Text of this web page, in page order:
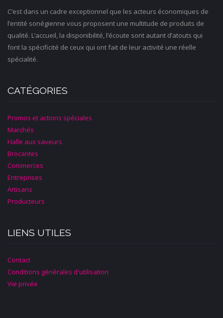
C’est dans un cadre exceptionnel que les acteurs économiques de
l’entité sonégienne vous proposent une multitude de produits de
qualité. L’accueil, la disponibilité, l’écoute sont autant d’atouts qui
font la spécificité de ceux qui ont fait de leur activité une réelle
spécialité.
CATÉGORIES
Promos et actions spéciales
Marchés
Halle aux saveurs
Brocantes
Commerces
Entreprises
Artisans
Producteurs
LIENS UTILES
Contact
Conditions générales d'utilisation
Vie privée